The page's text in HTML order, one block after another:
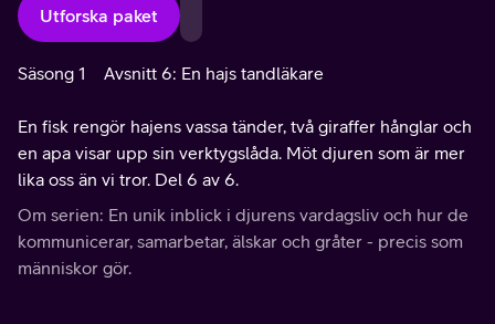
Utforska paket
Säsong 1 Avsnitt 6: En hajs tandläkare
En fisk rengör hajens vassa tänder, två giraffer hånglar och
en apa visar upp sin verktygslåda. Möt djuren som är mer
lika oss än vi tror. Del 6 av 6.
Om serien: En unik inblick i djurens vardagsliv och hur de
kommunicerar, samarbetar, älskar och gråter - precis som
människor gör.